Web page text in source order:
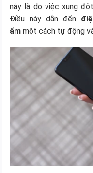
này là do việc xung
Điều này dẫn đến
ẩm một cách tự động